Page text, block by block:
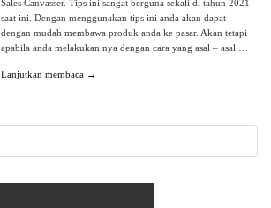
Sales Canvasser. Tips ini sangat berguna sekali di tahun 2021
saat ini. Dengan menggunakan tips ini anda akan dapat
dengan mudah membawa produk anda ke pasar. Akan tetapi
apabila anda melakukan nya dengan cara yang asal – asal …
Lanjutkan membaca →